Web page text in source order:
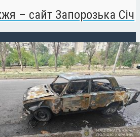
– сайт Запорозька Січ